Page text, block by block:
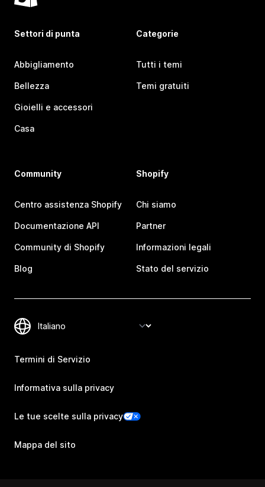
Settori di punta
Abbigliamento
Bellezza
Gioielli e accessori
Casa
Categorie
Tutti i temi
Temi gratuiti
Community
Centro assistenza Shopify
Documentazione API
Community di Shopify
Blog
Shopify
Chi siamo
Partner
Informazioni legali
Stato del servizio
Termini di Servizio
Informativa sulla privacy
Le tue scelte sulla privacy
Mappa del sito